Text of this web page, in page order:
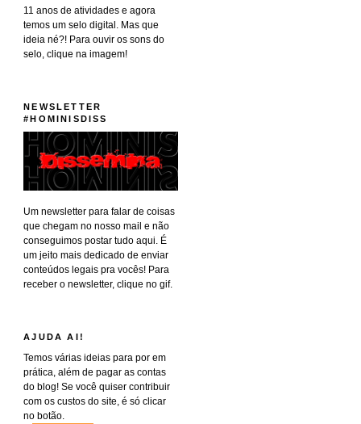
11 anos de atividades e agora
temos um selo digital. Mas que
ideia né?! Para ouvir os sons do
selo, clique na imagem!
NEWSLETTER
#HOMINISDISS
Um newsletter para falar de coisas
que chegam no nosso mail e não
conseguimos postar tudo aqui. É
um jeito mais dedicado de enviar
conteúdos legais pra vocês! Para
receber o newsletter, clique no gif.
AJUDA AI!
Temos várias ideias para por em
prática, além de pagar as contas
do blog! Se você quiser contribuir
com os custos do site, é só clicar
no botão.